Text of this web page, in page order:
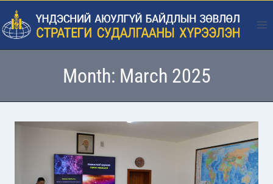
Skip
to
content
Month: March 2025